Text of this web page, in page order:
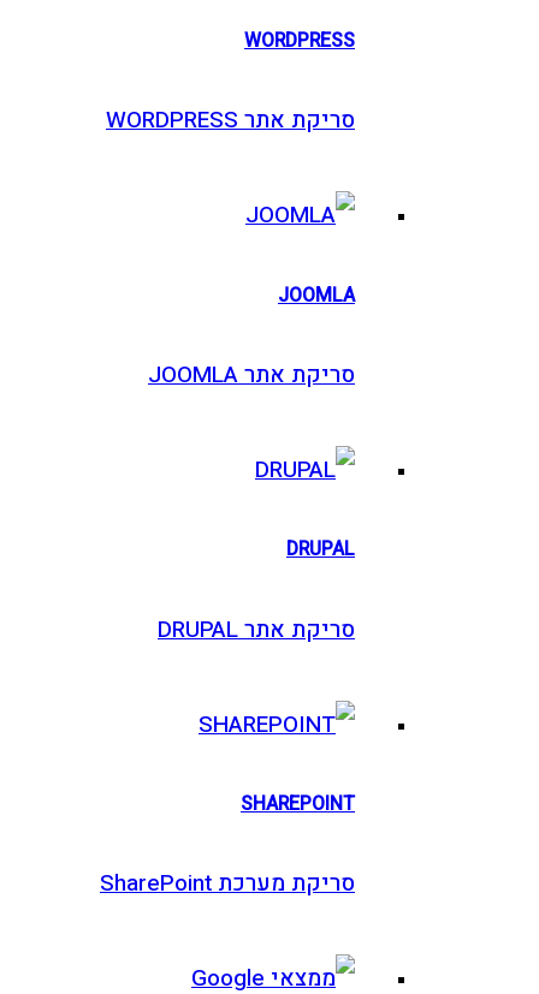
WORDPRESS
סריקת אתר WORDPRESS
JOOMLA
סריקת אתר JOOMLA
DRUPAL
סריקת אתר DRUPAL
SHAREPOINT
סריקת מערכת SharePoint